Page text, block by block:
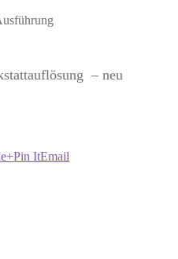
– neu
Pin ItEmail